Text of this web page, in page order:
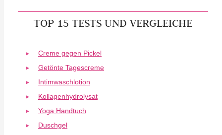
TOP 15 TESTS UND VERGLEICHE
Creme gegen Pickel
Getönte Tagescreme
Intimwaschlotion
Kollagenhydrolysat
Yoga Handtuch
Duschgel